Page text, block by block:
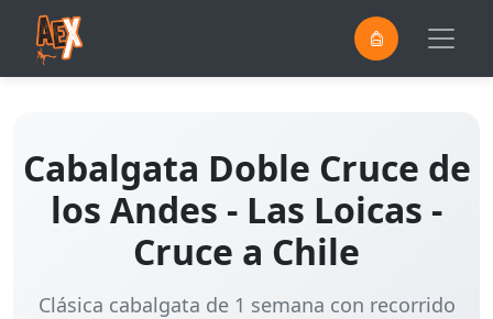
Cabalgata Doble Cruce de
los Andes - Las Loicas -
Cruce a Chile
Clásica cabalgata de 1 semana con recorrido